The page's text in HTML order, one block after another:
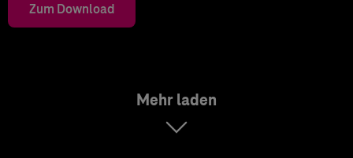
Zum Download
Mehr laden